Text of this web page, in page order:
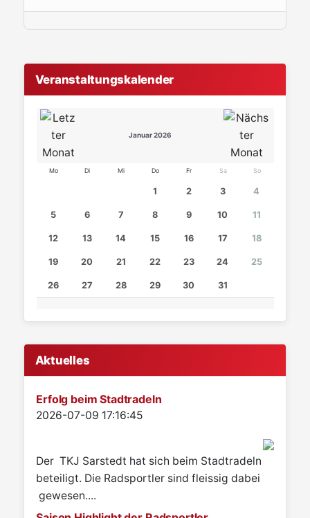
Veranstaltungskalender
Januar 2026
Mo Di Mi Do Fr Sa So
1 2 3 4
5 6 7 8 9 10 11
12 13 14 15 16 17 18
19 20 21 22 23 24 25
26 27 28 29 30 31
Aktuelles
Erfolg beim Stadtradeln
Details
2026-07-09 17:16:45
Der TKJ Sarstedt hat sich beim Stadtradeln
beteiligt. Die Radsportler sind fleissig dabei
gewesen....